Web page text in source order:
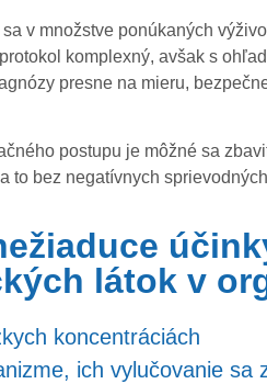
v množstve ponúkaných
komplexný, avšak s
presne na mieru,
postupu je môžné sa
to bez negatívnych
látok v
koncentráciách
ich vylučovanie sa